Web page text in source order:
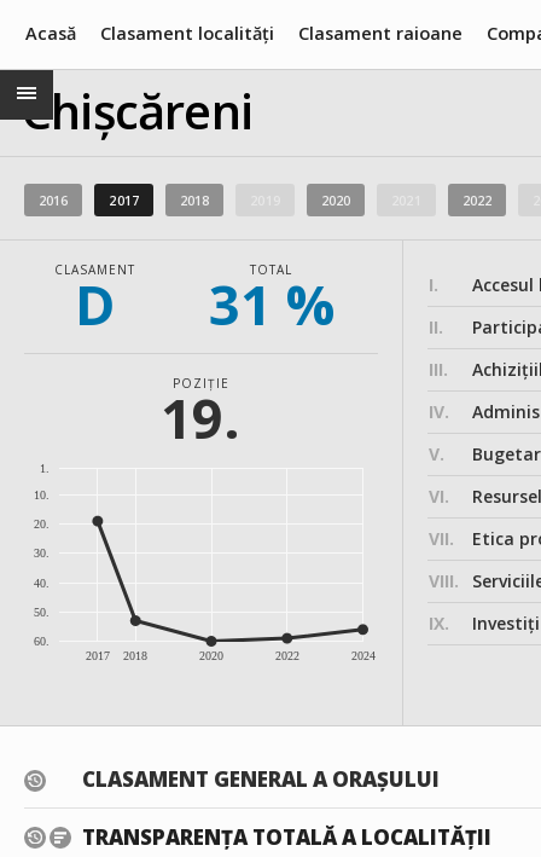
Acasă Clasament localități Clasament raioane
Chișcăreni
2016 2017 2018 2020 2022
CLASAMENT
D TOTAL
31 %
POZIȚIE
19.
2017 2018 2020 2022 2024
1.
10.
20.
30.
40.
50.
60.
I.
II.
III.
IV.
V.
VI.
VII.
Etica
VIII.
IX.
Investițiile,
CLASAMENT GENERAL A ORAȘULUI
TRANSPARENȚA TOTALĂ A LOCALITĂȚII